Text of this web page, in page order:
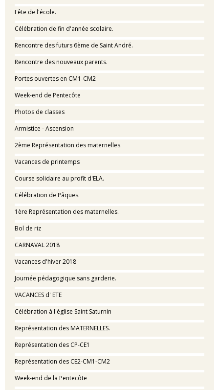
Fête de l'école.
Célébration de fin d'année scolaire.
Rencontre des futurs 6ème de Saint André.
Rencontre des nouveaux parents.
Portes ouvertes en CM1-CM2
Week-end de Pentecôte
Photos de classes
Armistice - Ascension
2ème Représentation des maternelles.
Vacances de printemps
Course solidaire au profit d'ELA.
Célébration de Pâques.
1ère Représentation des maternelles.
Bol de riz
CARNAVAL 2018
Vacances d'hiver 2018
Journée pédagogique sans garderie.
VACANCES d' ETE
Célébration à l'église Saint Saturnin
Représentation des MATERNELLES.
Représentation des CP-CE1
Représentation des CE2-CM1-CM2
Week-end de la Pentecôte